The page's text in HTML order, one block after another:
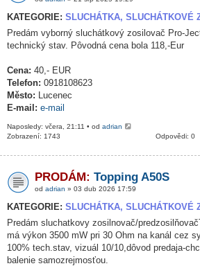
KATEGORIE: SLUCHÁTKA, SLUCHÁTKOVÉ
Predám vyborný sluchátkový zosilovač Pro-
technický stav. Pôvodná cena bola 118,-Eur
Cena: 40,- EUR
Telefon: 0918108623
Město: Lucenec
E-mail: e-mail
Naposledy: včera, 21:11 • od adrian
Odpovědi: 0
Zobrazení: 1743
PRODÁM: Topping A50S
od adrian » 03 dub 2026 17:59
KATEGORIE: SLUCHÁTKA, SLUCHÁTKOVÉ
Predám sluchatkovy zosilnovač/
má výkon 3500 mW pri 30 Ohm na kanál cez
100% tech.stav, vizuál 10/10,dôvod predaja-
balenie samozrejmosťou.